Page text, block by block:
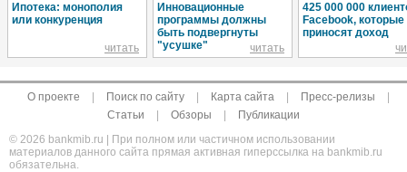
Ипотека: монополия
или конкуренция
читать
Инновационные
программы должны
быть подвергнуты
"усушке"
читать
425 000 000
Facebook, которые
приносят доход
О проекте Поиск по сайту Карта сайта Пресс-релизы
Статьи
Обзоры
Публикации
© 2026 bankmib.ru | При полном или частичном использовании
материалов данного сайта прямая активная гиперссылка на bankmib.ru
обязательна.